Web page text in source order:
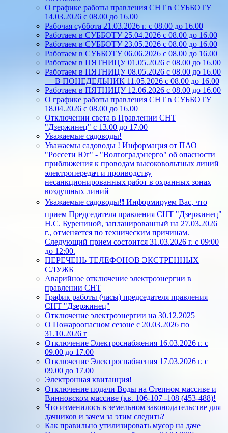
О графике работы правления СНТ в СУББОТУ
14.03.2026 с 08.00 до 16.00
Рабочая суббота 21.03.2026 г. с 08.00 до 16.00
Работаем в СУББОТУ 25.04.2026 с 08.00 до 16.00
Работаем в СУББОТУ 23.05.2026 с 08.00 до 16.00
Работаем в СУББОТУ 06.06.2026 с 08.00 до 16.00
Работаем в ПЯТНИЦУ 01.05.2026 с 08.00 до 16.00
Работаем в ПЯТНИЦУ 08.05.2026 с 08.00 до 16.00
В ПОНЕДЕЛЬНИК 11.05.2026 с 08.00 до 16.00
Работаем в ПЯТНИЦУ 12.06.2026 с 08.00 до 16.00
О графике работы правления СНТ в СУББОТУ
18.04.2026 с 08.00 до 16.00
Отключении света в Правлении СНТ
"Дзержинец" с 13.00 до 17.00
Уважаемые садоводы!
Уважаемы садоводы ! Информация от ПАО
"Россети Юг" - "Волгоградэнерго" об опасности
приближения к проводам высоковольтных линий
электропередач и проиводству
несанкционированных работ в охранных зонах
воздушных линий
Уважаемые садоводы!❗ Информируем Вас, что
прием Председателя правления СНТ "Дзержинец"
Н.С. Бурениной, запланированный на 27.03.2026
г., отменяется по техническим причинам.
Следующий прием состоится 31.03.2026 г. с 09:00
до 12:00.
ПЕРЕЧЕНЬ ТЕЛЕФОНОВ ЭКСТРЕННЫХ
СЛУЖБ
Аварийное отключение электроэнергии в
правлении СНТ
График работы (часы) председателя правления
СНТ "Дзержинец"
Отключение электроэнергии на 30.12.2025
О Пожароопасном сезоне с 20.03.2026 по
31.10.2026 г
Отключение Электроснабжения 16.03.2026 г. с
09.00 до 17.00
Отключение Электроснабжения 17.03.2026 г. с
09.00 до 17.00
Электронная квитанция!
Отключение подачи Воды на Степном массиве и
Винновском массиве (кв. 106-107 -108 (453-488)!
Что изменилось в земельном законодательстве для
дачников и зачем за этим следить?
Как правильно утилизировать мусор на даче